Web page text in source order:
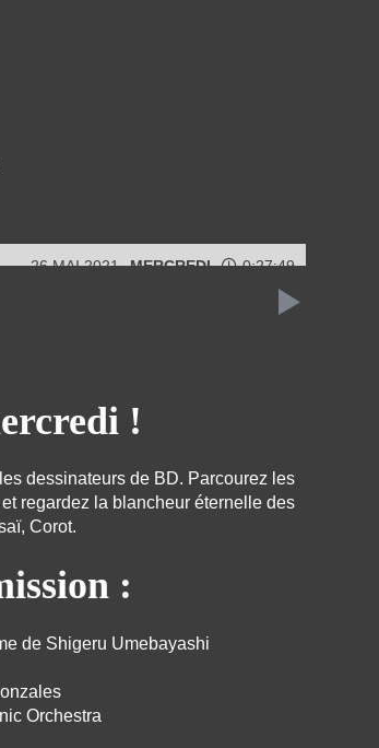
26 MAI 2021 MERCREDI 0:27:49
!
dessinateurs de BD. Parcourez les
regardez la blancheur éternelle des
Corot.
:
de Shigeru Umebayashi
Orchestra